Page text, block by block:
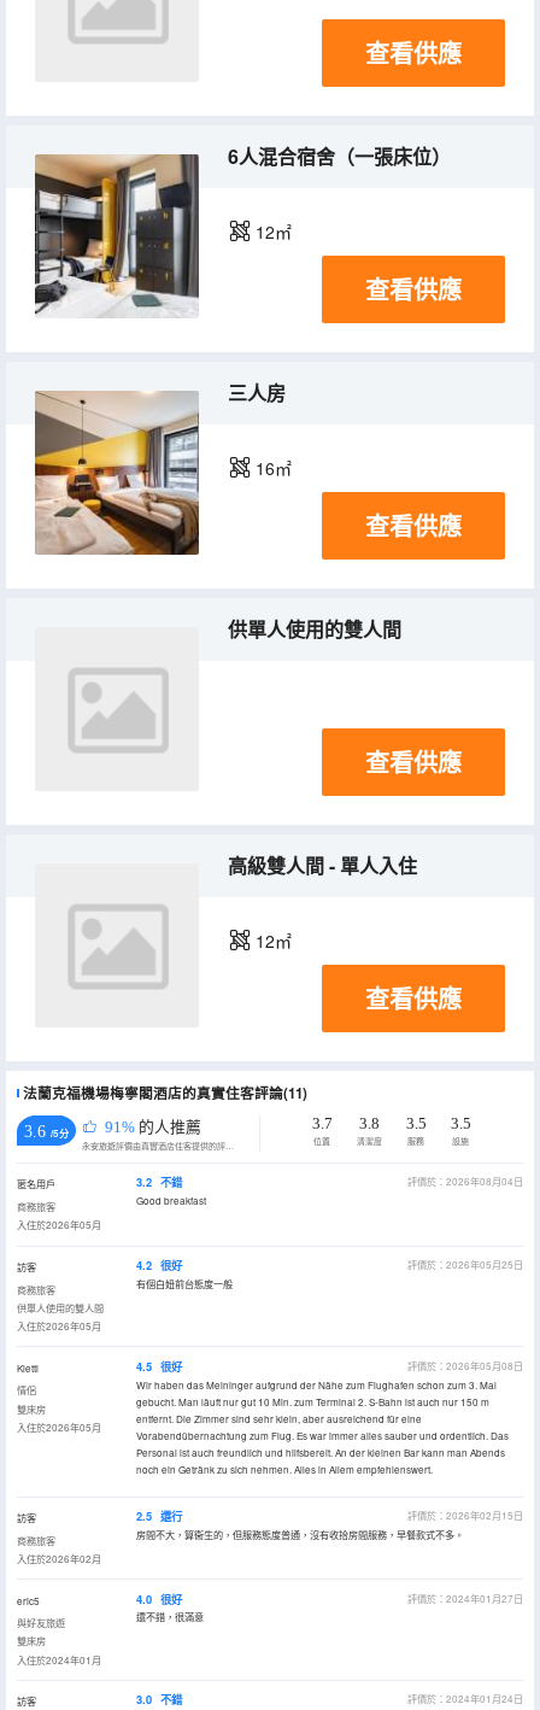
查看供應
6人混合宿舍（一張床位）
12㎡
查看供應
三人房
16㎡
查看供應
供單人使用的雙人間
查看供應
高級雙人間 - 單人入住
12㎡
查看供應
法蘭克福機場梅寧閣酒店的真實住客評論(11)
3.6 /5分 91% 的人推薦
永安旅遊評價由真實酒店住客提供的評價。
3.7
位置
3.8
清潔度
3.5
服務
3.5
設施
匿名用戶
商務旅客
入住於2026年05月
3.2 不錯
評價於：2026年08月04日
Good breakfast
訪客
商務旅客
供單人使用的雙人間
入住於2026年05月
4.2 很好
評價於：2026年05月25日
有個白妞前台態度一般
Kletti
情侶
雙床房
入住於2026年05月
4.5 很好
評價於：2026年05月08日
Wir haben das Meininger aufgrund der Nähe zum Flughafen schon zum 3. Mal
gebucht. Man läuft nur gut 10 Min. zum Terminal 2. S-Bahn ist auch nur 150 m
entfernt. Die Zimmer sind sehr klein, aber ausreichend für eine
Vorabendübernachtung zum Flug. Es war immer alles sauber und ordentlich. Das
Personal ist auch freundlich und hilfsbereit. An der kleinen Bar kann man Abends
noch ein Getränk zu sich nehmen. Alles in Allem empfehlenswert.
訪客
商務旅客
入住於2026年02月
2.5 還行
評價於：2026年02月15日
房間不大，算衞生的，但服務態度普通，沒有收拾房間服務，早餐款式不多。
eric5
與好友旅遊
雙床房
入住於2024年01月
4.0 很好
評價於：2024年01月27日
還不錯，很滿意
訪客
3.0 不錯
評價於：2024年01月24日